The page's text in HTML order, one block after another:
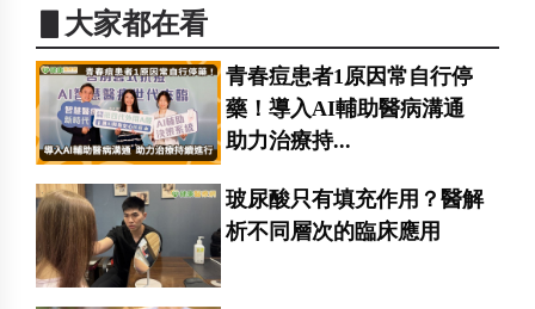
▋大家都在看
青春痘患者1原因常自行停
藥！導入AI輔助醫病溝通
助力治療持...
玻尿酸只有填充作用？醫解
析不同層次的臨床應用